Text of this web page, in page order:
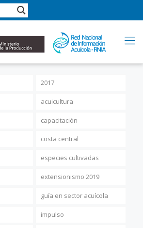
2017
acuicultura
capacitación
costa central
especies cultivadas
extensionismo 2019
guía en sector acuícola
impulso